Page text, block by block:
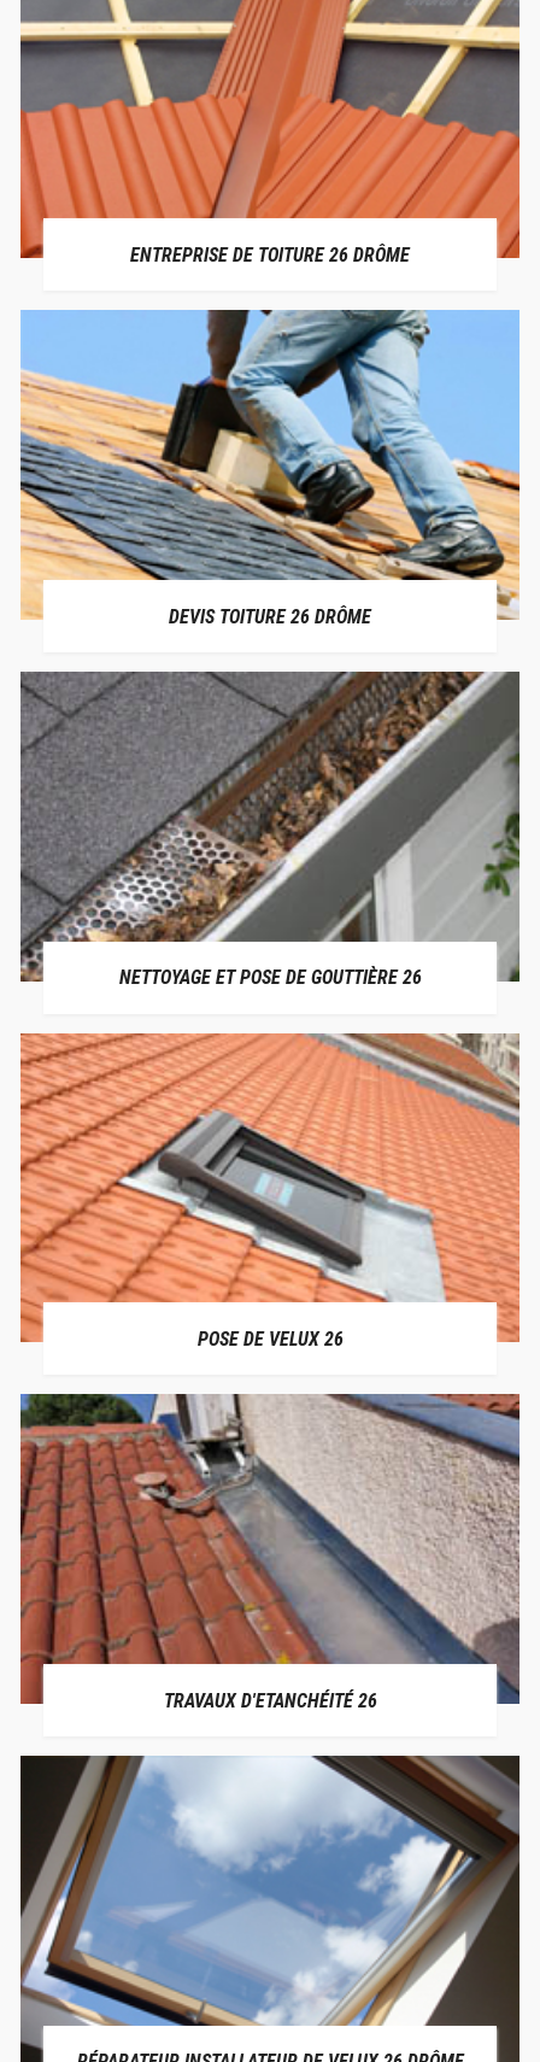
ENTREPRISE DE TOITURE 26 DRÔME
DEVIS TOITURE 26 DRÔME
NETTOYAGE ET POSE DE GOUTTIÈRE 26
POSE DE VELUX 26
TRAVAUX D'ETANCHÉITÉ 26